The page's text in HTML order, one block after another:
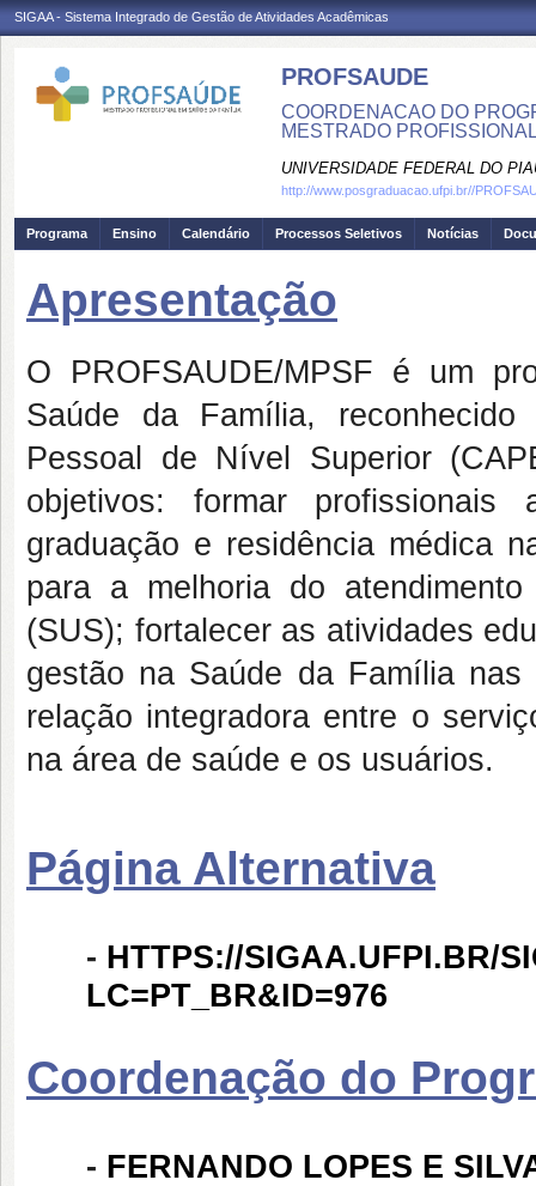
SIGAA - Sistema Integrado de Gestão de Atividades Acadêmicas
PROFSAUDE
COORDENACAO DO
MESTRADO
UNIVERSIDADE FEDERAL DO
http://www.posgraduacao.ufpi.br//
Programa Ensino Calendário Processos Seletivos Notícias
Apresentação
O PROFSAUDE/MPSF é um
Saúde da Família,
Pessoal de Nível Superior
objetivos: formar
graduação e residência médica
para a melhoria do
(SUS); fortalecer as atividades
gestão na Saúde da Família
relação integradora entre o
na área de saúde e os usuários.
Página Alternativa
- HTTPS://SIGAA.UFPI.BR/
LC=PT_BR&ID=976
Coordenação do
- FERNANDO LOPES E